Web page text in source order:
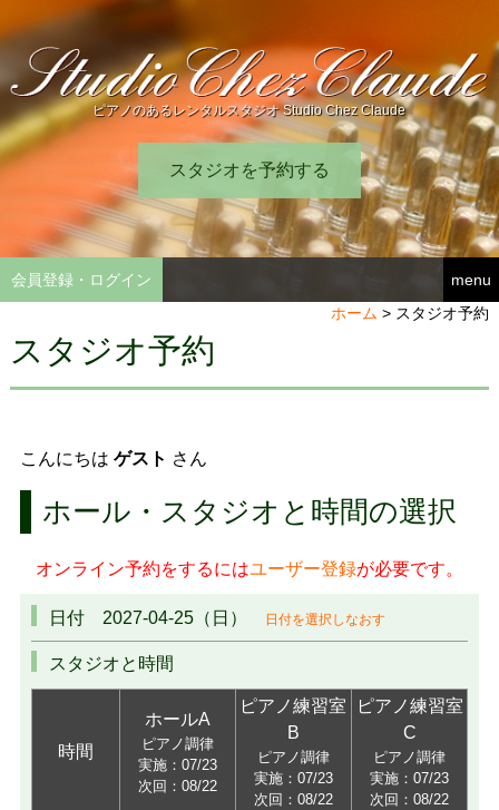
ピアノのあるレンタルスタジオ Studio Chez Claude
スタジオを予約する
会員登録・ログイン
menu
ホーム > スタジオ予約
スタジオ予約
こんにちは ゲスト さん
ホール・スタジオと時間の選択
オンライン予約をするにはユーザー登録が必要です。
日付 2027-04-25（日） 日付を選択しなおす
スタジオと時間
時間
ホールA
ピアノ調律
実施：07/23
次回：08/22
ピアノ練習室
B
ピアノ調律
実施：07/23
次回：08/22
ピアノ練習室
C
ピアノ調律
実施：07/23
次回：08/22